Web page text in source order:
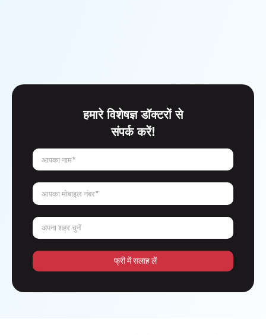
हमारे विशेषज्ञ डॉक्टरों से
संपर्क करें!
आपका नाम*
आपका मोबाइल नंबर*
अपना शहर चुनें
फ्री में सलाह लें